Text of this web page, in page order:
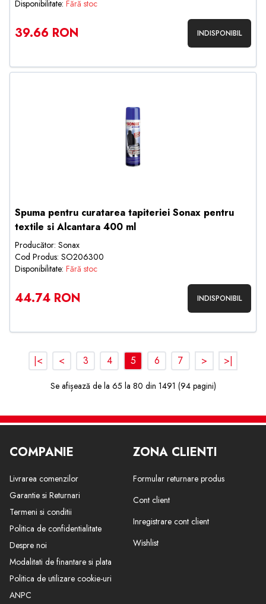
Disponibilitate: Fără stoc
39.66 RON INDISPONIBIL
Spuma pentru curatarea tapiteriei Sonax pentru
textile si Alcantara 400 ml
Producător: Sonax
Cod Produs: SO206300
Disponibilitate: Fără stoc
44.74 RON INDISPONIBIL
|< < 3 4 5 6 7 > >|
Se afișează de la 65 la 80 din 1491 (94 pagini)
COMPANIE
Livrarea comenzilor
Garantie si Returnari
Termeni si conditii
Politica de confidentialitate
Despre noi
Modalitati de finantare si plata
Politica de utilizare cookie-uri
ANPC
ZONA CLIENTI
Formular returnare produs
Cont client
Inregistrare cont client
Wishlist